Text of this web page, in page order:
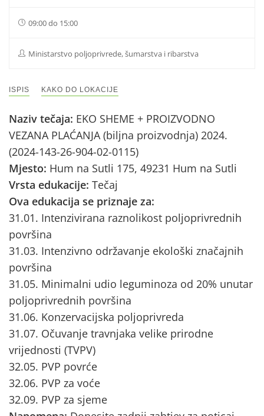
09:00 do 15:00
Ministarstvo poljoprivrede, šumarstva i ribarstva
ISPIS KAKO DO LOKACIJE
Naziv tečaja: EKO SHEME + PROIZVODNO
VEZANA PLAĆANJA (biljna proizvodnja) 2024.
(2024-143-26-904-02-0115)
Mjesto: Hum na Sutli 175, 49231 Hum na Sutli
Vrsta edukacije: Tečaj
Ova edukacija se priznaje za:
31.01. Intenzivirana raznolikost poljoprivrednih
površina
31.03. Intenzivno održavanje ekološki značajnih
površina
31.05. Minimalni udio leguminoza od 20% unutar
poljoprivrednih površina
31.06. Konzervacijska poljoprivreda
31.07. Očuvanje travnjaka velike prirodne
vrijednosti (TVPV)
32.05. PVP povrće
32.06. PVP za voće
32.09. PVP za sjeme